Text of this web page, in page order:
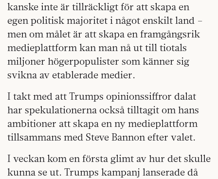
kanske inte är tillräckligt för att skapa en
egen politisk majoritet i något enskilt land –
men om målet är att skapa en framgångsrik
medieplattform kan man nå ut till tiotals
miljoner högerpopulister som känner sig
svikna av etablerade medier.
I takt med att Trumps opinionssiffror dalat
har spekulationerna också tilltagit om hans
ambitioner att skapa en ny medieplattform
tillsammans med Steve Bannon efter valet.
I veckan kom en första glimt av hur det skulle
kunna se ut. Trumps kampanj lanserade då